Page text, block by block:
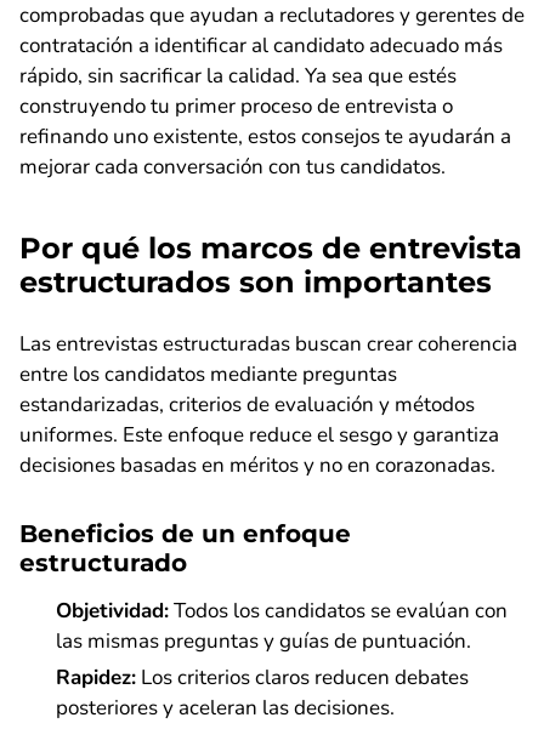
comprobadas que ayudan a reclutadores y gerentes de
contratación a identificar al candidato adecuado más
rápido, sin sacrificar la calidad. Ya sea que estés
construyendo tu primer proceso de entrevista o
refinando uno existente, estos consejos te ayudarán a
mejorar cada conversación con tus candidatos.
Por qué los marcos de entrevista
estructurados son importantes
Las entrevistas estructuradas buscan crear coherencia
entre los candidatos mediante preguntas
estandarizadas, criterios de evaluación y métodos
uniformes. Este enfoque reduce el sesgo y garantiza
decisiones basadas en méritos y no en corazonadas.
Beneficios de un enfoque
estructurado
Objetividad:Todos los candidatos se evalúan con
las mismas preguntas y guías de puntuación.
Rapidez: Los criterios claros reducen debates
posteriores y aceleran las decisiones.